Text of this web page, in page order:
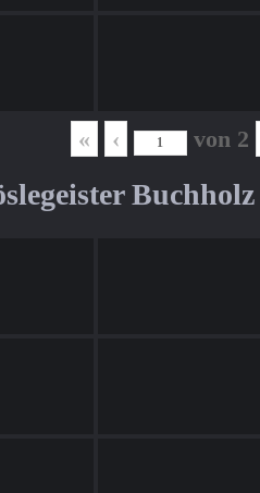
« ‹ von 2
Buchholz